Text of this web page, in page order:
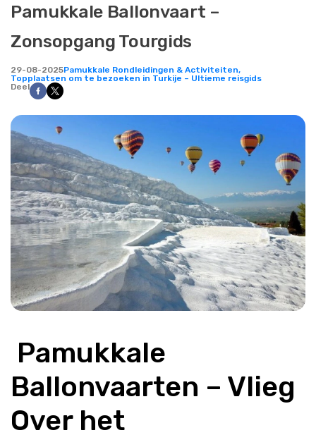
Pamukkale Ballonvaart –
Zonsopgang Tourgids
29-08-2025Pamukkale Rondleidingen & Activiteiten,
Topplaatsen om te bezoeken in Turkije – Ultieme reisgids
Deel
Ballonvaarten – Vlieg
Over het